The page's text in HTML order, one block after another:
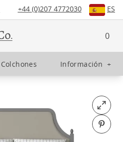
+44 (0)207 4772030 ES
0
Colchones Información +
Open
Pin